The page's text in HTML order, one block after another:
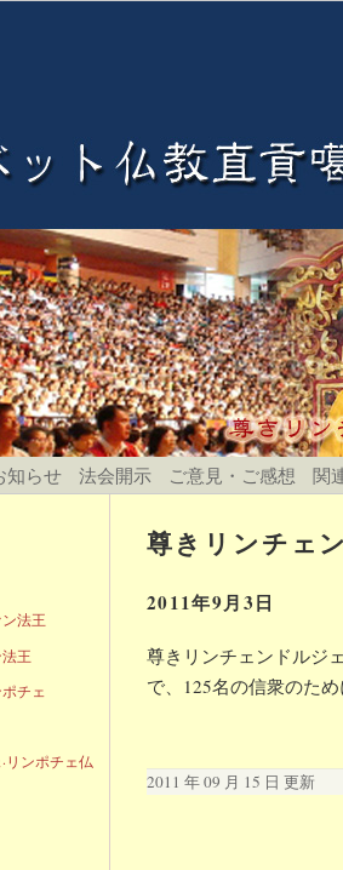
知らせ 法会開示 ご意見・ご感想 関
尊きリンチェ
2011年9月3日
尊きリンチェンドルジ
で、125名の信衆のた
2011 年 09 月 15 日 更新
法王
王
チェ
リンポチェ仏